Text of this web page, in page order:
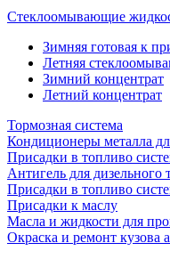
Стеклоомывающие
Зимняя готовая к
Летняя
Зимний концентрат
Летний концентрат
Тормозная система
Кондиционеры металла
Присадки в топливо
Антигель для дизельного
Присадки в топливо
Присадки к маслу
Масла и жидкости для
Окраска и ремонт кузова